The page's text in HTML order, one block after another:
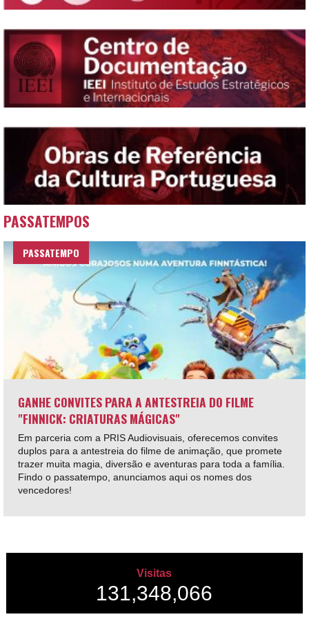
PASSATEMPOS
PASSATEMPO
GANHE CONVITES PARA A ANTESTREIA DO FILME
"FINNICK: CRIATURAS MÁGICAS"
Em parceria com a PRIS Audiovisuais, oferecemos convites
duplos para a antestreia do filme de animação, que promete
trazer muita magia, diversão e aventuras para toda a família.
Findo o passatempo, anunciamos aqui os nomes dos
vencedores!
Visitas
131,348,066